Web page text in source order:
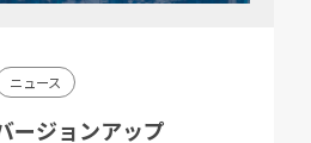
ニュース
ージョンアップ